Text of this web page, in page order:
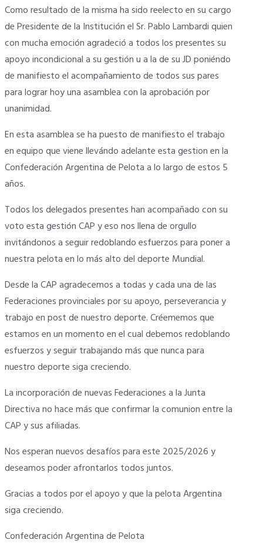
Como resultado de la misma ha sido reelecto en su cargo
de Presidente de la Institución el Sr. Pablo Lambardi quien
con mucha emoción agradeció a todos los presentes su
apoyo incondicional a su gestión u a la de su JD poniéndo
de manifiesto el acompañamiento de todos sus pares
para lograr hoy una asamblea con la aprobación por
unanimidad.
En esta asamblea se ha puesto de manifiesto el trabajo
en equipo que viene llevándo adelante esta gestion en la
Confederación Argentina de Pelota a lo largo de estos 5
años.
Todos los delegados presentes han acompañado con su
voto esta gestión CAP y eso nos llena de orgullo
invitándonos a seguir redoblando esfuerzos para poner a
nuestra pelota en lo más alto del deporte Mundial.
Desde la CAP agradecemos a todas y cada una de las
Federaciones provinciales por su apoyo, perseverancia y
trabajo en post de nuestro deporte. Créememos que
estamos en un momento en el cual debemos redoblando
esfuerzos y seguir trabajando más que nunca para
nuestro deporte siga creciendo.
La incorporación de nuevas Federaciones a la Junta
Directiva no hace más que confirmar la comunion entre la
CAP y sus afiliadas.
Nos esperan nuevos desafíos para este 2025/2026 y
deseamos poder afrontarlos todos juntos.
Gracias a todos por el apoyo y que la pelota Argentina
siga creciendo.
Confederación Argentina de Pelota